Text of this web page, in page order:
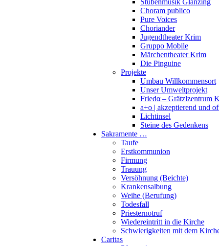
Stubenmusik Glanzing
Choram publico
Pure Voices
Choriander
Jugendtheater Krim
Gruppo Mobile
Märchentheater Krim
Die Pinguine
Projekte
Umbau Willkommensort
Unser Umweltprojekt
Friedα – Grätzlzentrum
a+o | akzeptierend und
Lichtinsel
Steine des Gedenkens
Sakramente …
Taufe
Erstkommunion
Firmung
Trauung
Versöhnung (Beichte)
Krankensalbung
Weihe (Berufung)
Todesfall
Priesternotruf
Wiedereintritt in die Kirche
Schwierigkeiten mit dem
Caritas